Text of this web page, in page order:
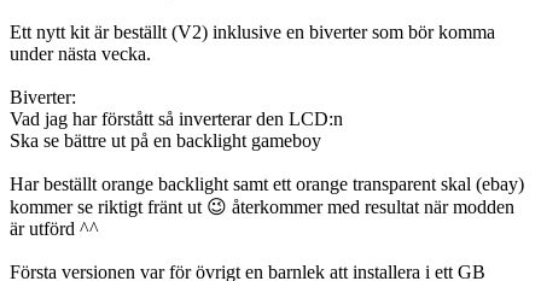
Ett nytt kit är beställt (V2) inklusive en biverter som bör komma
under nästa vecka.
Biverter:
Vad jag har förstått så inverterar den LCD:n
Ska se bättre ut på en backlight gameboy
Har beställt orange backlight samt ett orange transparent skal (ebay)
kommer se riktigt fränt ut 😉 återkommer med resultat när modden
är utförd ^^
Första versionen var för övrigt en barnlek att installera i ett GB